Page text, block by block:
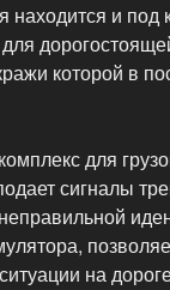
и под
которой в
для
сигналы
на